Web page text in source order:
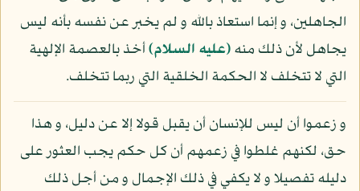
الجاهلين، و إنما استعاذ بالله و لم يخبر عن نفسه بأنه ليس
يجاهل لأن ذلك منه(عليه السلام)أخذ بالعصمة الإلهية
التي لا تتخلف لا الحكمة الخلقية التي ربما تتخلف.
و زعموا أن ليس للإنسان أن يقبل قولا إلا عن دليل، و هذا
حق، لكنهم غلطوا في زعمهم أن كل حكم يجب العثور على
دليله تفصيلا و لا يكفي في ذلك الإجمال و من أجل ذلك